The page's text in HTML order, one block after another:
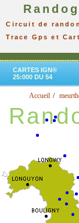
Circuit de
Trace Gps et
CARTES IGN®
25:000 DU 54
Accueil